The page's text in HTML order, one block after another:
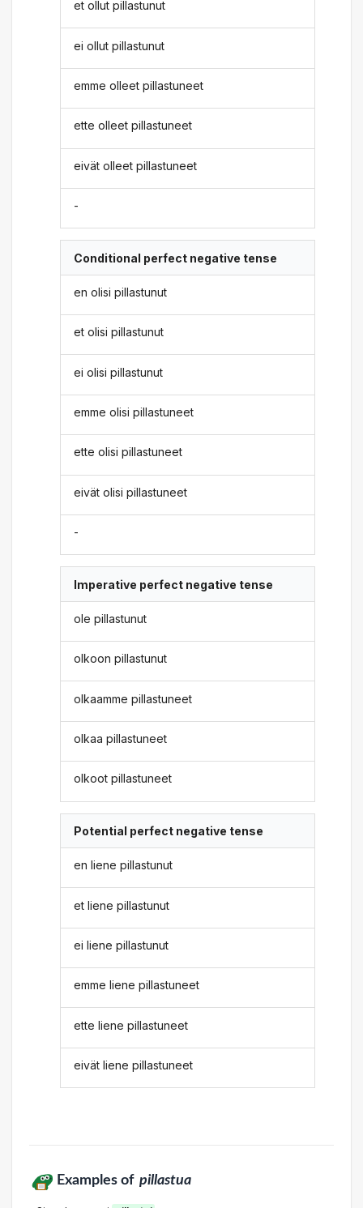
et ollut pillastunut
ei ollut pillastunut
emme olleet pillastuneet
ette olleet pillastuneet
eivät olleet pillastuneet
-
Conditional perfect negative tense
en olisi pillastunut
et olisi pillastunut
ei olisi pillastunut
emme olisi pillastuneet
ette olisi pillastuneet
eivät olisi pillastuneet
-
Imperative perfect negative tense
ole pillastunut
olkoon pillastunut
olkaamme pillastuneet
olkaa pillastuneet
olkoot pillastuneet
Potential perfect negative tense
en liene pillastunut
et liene pillastunut
ei liene pillastunut
emme liene pillastuneet
ette liene pillastuneet
eivät liene pillastuneet
Examples of pillastua